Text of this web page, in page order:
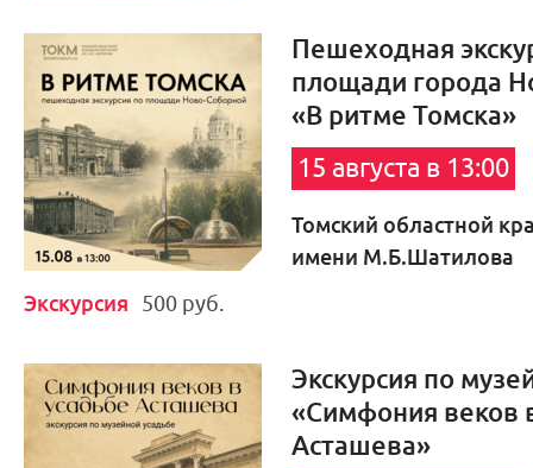
Пешеходная
площади города
«В ритме Томска»
15 августа в 13:00
Томский областной
имени М.Б.Шатилова
Экскурсия 500 руб.
Экскурсия по
«Симфония веков
Асташева»